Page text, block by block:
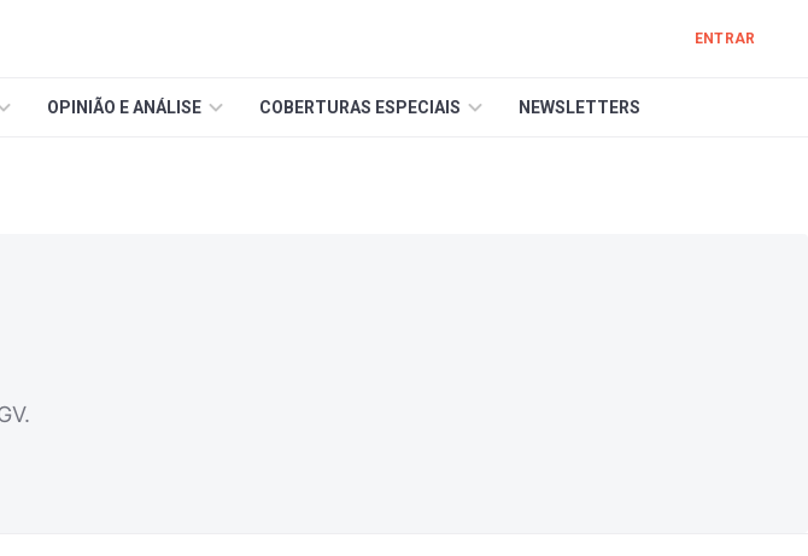
ENTRAR
OPINIÃO E ANÁLISE COBERTURAS ESPECIAIS NEWSLETTERS